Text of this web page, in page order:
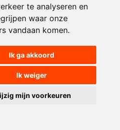
te analyseren en
waar onze
vandaan komen.
Ik ga akkoord
Ik weiger
mijn voorkeuren
Paul Severs
2007